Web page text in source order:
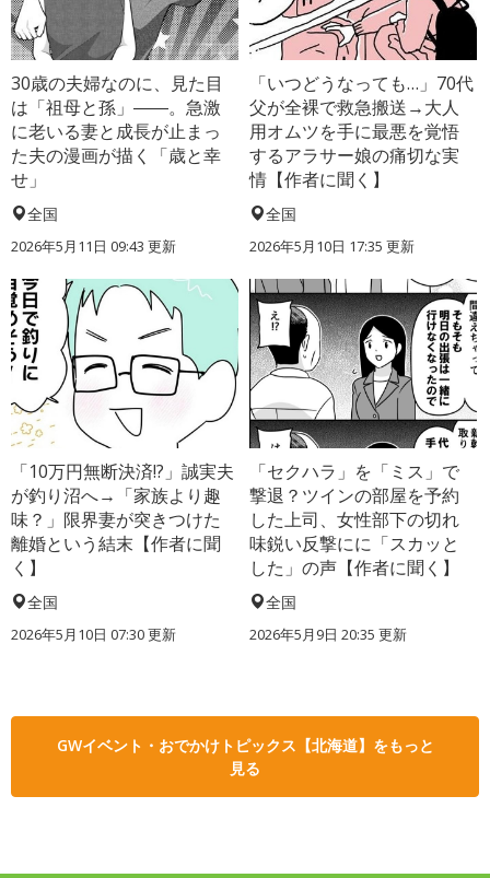
30歳の夫婦なのに、見た目
は「祖母と孫」――。急激
に老いる妻と成長が止まっ
た夫の漫画が描く「歳と幸
せ」
全国
2026年5月11日 09:43 更新
「いつどうなっても…」70代
父が全裸で救急搬送→大人
用オムツを手に最悪を覚悟
するアラサー娘の痛切な実
情【作者に聞く】
全国
2026年5月10日 17:35 更新
「10万円無断決済!?」誠実夫
が釣り沼へ→「家族より趣
味？」限界妻が突きつけた
離婚という結末【作者に聞
く】
全国
2026年5月10日 07:30 更新
「セクハラ」を「ミス」で
撃退？ツインの部屋を予約
した上司、女性部下の切れ
味鋭い反撃にに「スカッと
した」の声【作者に聞く】
全国
2026年5月9日 20:35 更新
GWイベント・おでかけトピックス【北海道】をもっと
見る